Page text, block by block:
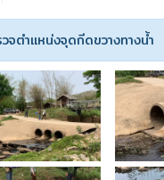
จตำแหน่งจุดกีดขวางทางน้ำ